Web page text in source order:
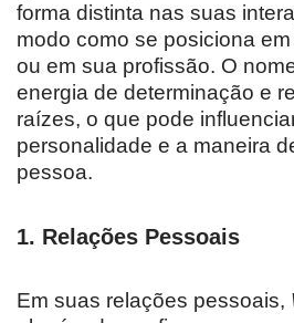
forma distinta nas suas
modo como se posiciona
ou em sua profissão. O
energia de determinação e
raízes, o que pode
personalidade e a maneira
pessoa.
1. Relações Pessoais
Em suas relações pessoais,